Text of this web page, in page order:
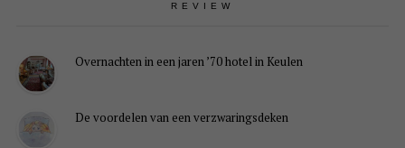
REVIEW
Overnachten in een jaren ’70 hotel in Keulen
De voordelen van een verzwaringsdeken